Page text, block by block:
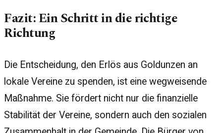
Fazit: Ein Schritt in die richtige
Richtung
Die Entscheidung, den Erlös aus Goldunzen an
lokale Vereine zu spenden, ist eine wegweisende
Maßnahme. Sie fördert nicht nur die finanzielle
Stabilität der Vereine, sondern auch den sozialen